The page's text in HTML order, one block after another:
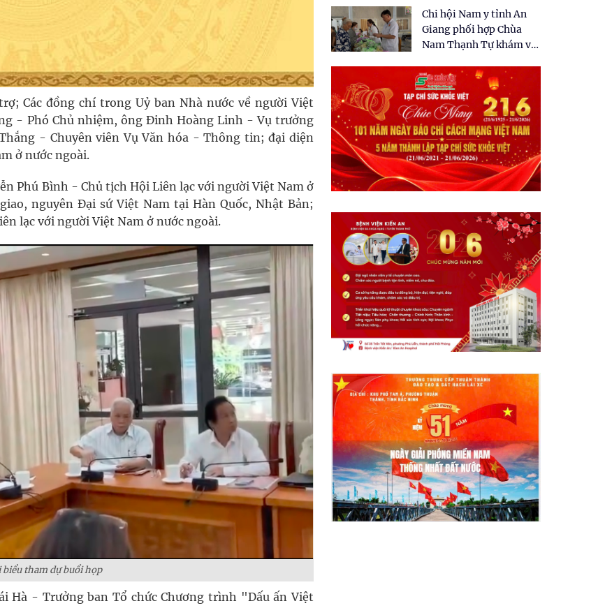
Các đồng chí trong Uỷ ban Nhà nước về người Việt
- Phó Chủ nhiệm, ông Đinh Hoàng Linh - Vụ trưởng
- Chuyên viên Vụ Văn hóa - Thông tin; đại diện
ở nước ngoài.
Phú Bình - Chủ tịch Hội Liên lạc với người Việt Nam ở
nguyên Đại sứ Việt Nam tại Hàn Quốc, Nhật Bản;
lạc với người Việt Nam ở nước ngoài.
biểu tham dự buổi họp
Hà - Trưởng ban Tổ chức Chương trình "Dấu ấn Việt
dân tại xã Tân Tập
Chi hội Nam y tỉnh An
Giang phối hợp Chùa
Nam Thạnh Tự khám và
nhân dân